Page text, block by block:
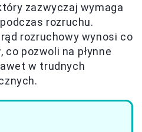
zazwyczaj wymaga
rozruchu.
rozruchowy wynosi co
, co pozwoli na płynne
w trudnych